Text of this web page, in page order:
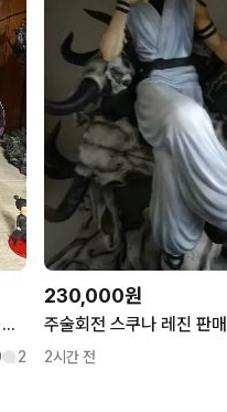
(가격 동결)주술회전 srs 게토 레진 판매합니다
2
230,000원
주술회전 스쿠나 레진 판매
2시간 전